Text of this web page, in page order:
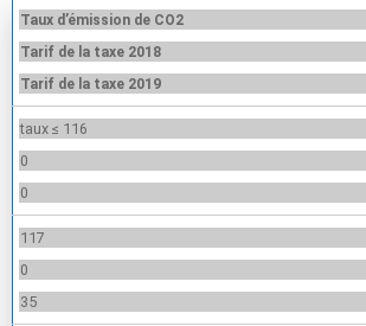
Taux d’émission de CO2
Tarif de la taxe 2018
Tarif de la taxe 2019
taux ≤ 116
0
0
117
0
35